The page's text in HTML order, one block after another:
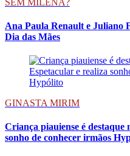
Ana Paula Renault e Juliano
Dia das Mães
GINASTA MIRIM
Criança piauiense é
sonho de conhecer irmãos